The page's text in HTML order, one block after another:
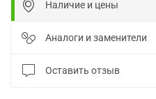
Наличие и цены
Аналоги и заменители
Оставить отзыв